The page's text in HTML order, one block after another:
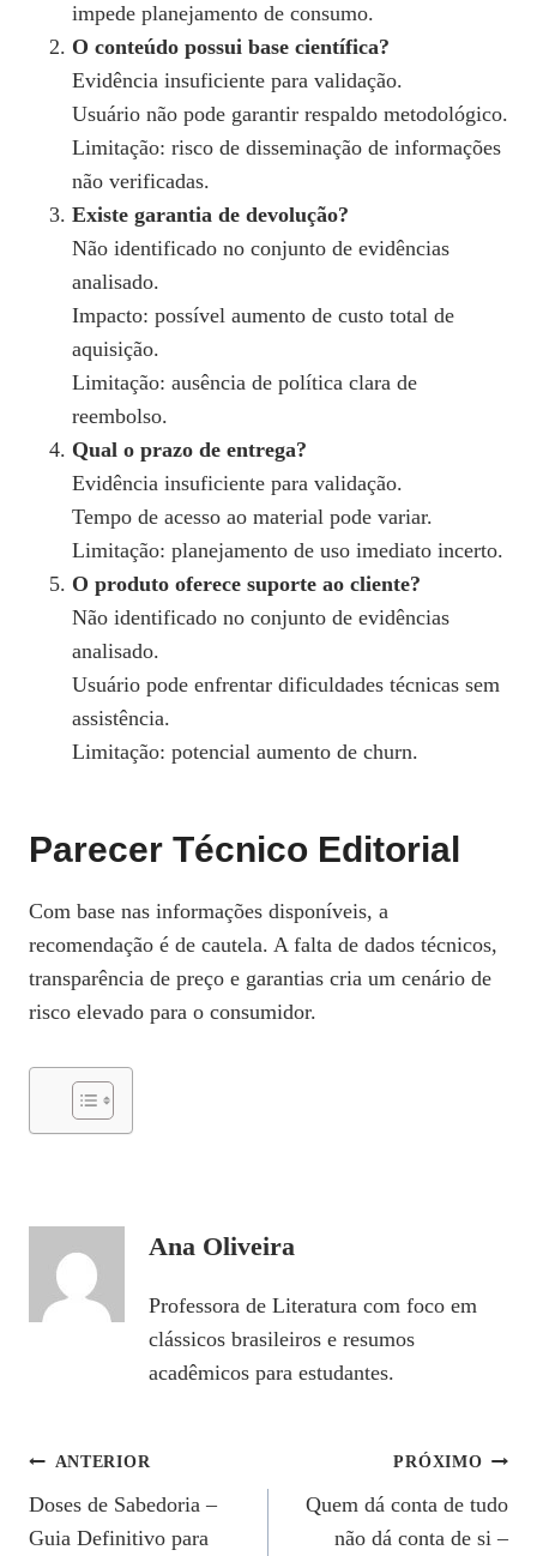
impede planejamento de consumo.
O conteúdo possui base científica?
Evidência insuficiente para validação.
Usuário não pode garantir respaldo metodológico.
Limitação: risco de disseminação de informações
não verificadas.
Existe garantia de devolução?
Não identificado no conjunto de evidências
analisado.
Impacto: possível aumento de custo total de
aquisição.
Limitação: ausência de política clara de
reembolso.
Qual o prazo de entrega?
Evidência insuficiente para validação.
Tempo de acesso ao material pode variar.
Limitação: planejamento de uso imediato incerto.
O produto oferece suporte ao cliente?
Não identificado no conjunto de evidências
analisado.
Usuário pode enfrentar dificuldades técnicas sem
assistência.
Limitação: potencial aumento de churn.
Parecer Técnico Editorial
Com base nas informações disponíveis, a
recomendação é de cautela. A falta de dados técnicos,
transparência de preço e garantias cria um cenário de
risco elevado para o consumidor.
Ana Oliveira
Professora de Literatura com foco em
clássicos brasileiros e resumos
acadêmicos para estudantes.
Navegação
De
ANTERIOR
Doses de Sabedoria –
Guia Definitivo para
PRÓXIMO
Quem dá conta de tudo
não dá conta de si –